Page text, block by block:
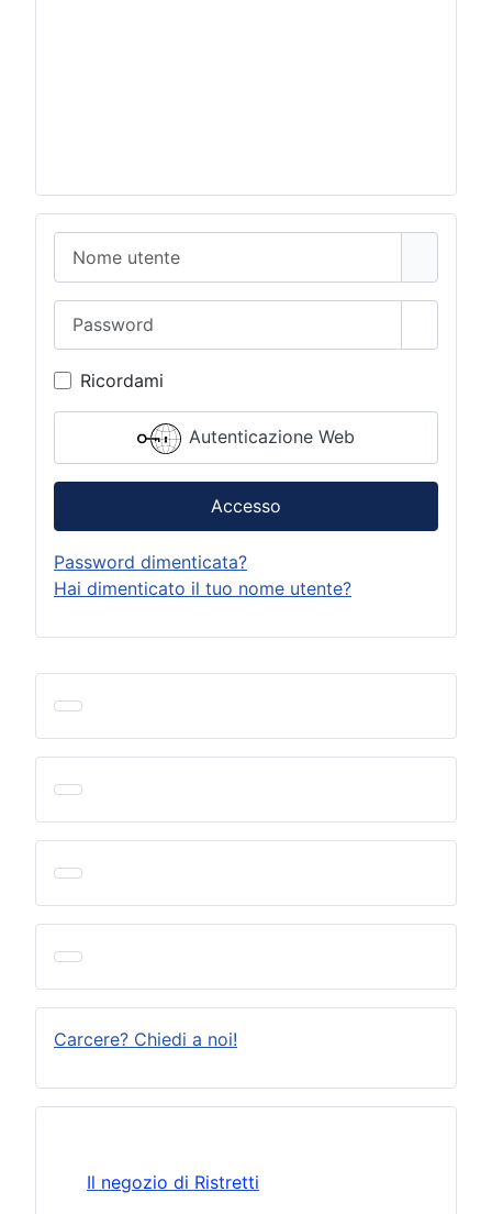
Carcere? Chiedi a noi!
Il negozio di Ristretti
Ricordami
Autenticazione Web
Accesso
Password dimenticata?
Hai dimenticato il tuo nome utente?